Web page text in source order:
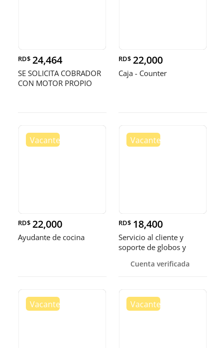
RD$ 24,464
SE SOLICITA COBRADOR
CON MOTOR PROPIO
RD$ 22,000
Caja - Counter
RD$ 22,000
Ayudante de cocina
RD$ 18,400
Servicio al cliente y
soporte de globos y
Cuenta verificada